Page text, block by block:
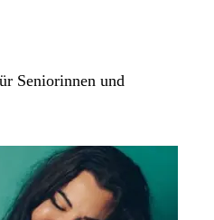
Seniorinnen und